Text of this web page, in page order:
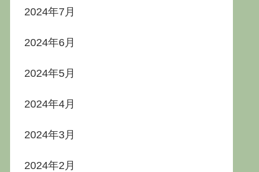
2024年7月
2024年6月
2024年5月
2024年4月
2024年3月
2024年2月